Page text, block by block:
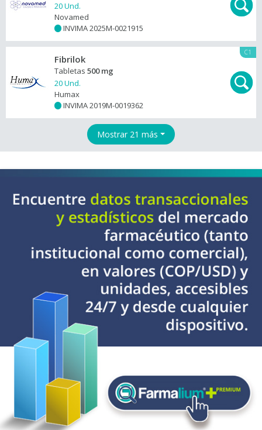
20 Und.
Novamed
INVIMA 2025M-0021915
C1
Fibrilok
Tabletas 500 mg
20 Und.
Humax
INVIMA 2019M-0019362
Mostrar 21 más